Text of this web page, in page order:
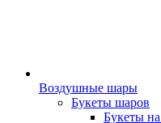
Воздушные шары
Букеты шаров
Букеты